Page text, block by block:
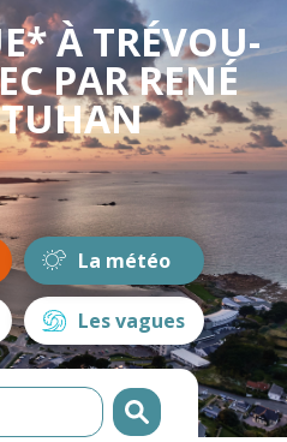
À TRÉVOU-
PAR RENÉ
La météo
Les vagues